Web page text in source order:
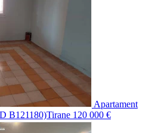
Apartament
B121180)Tirane 120 000 €